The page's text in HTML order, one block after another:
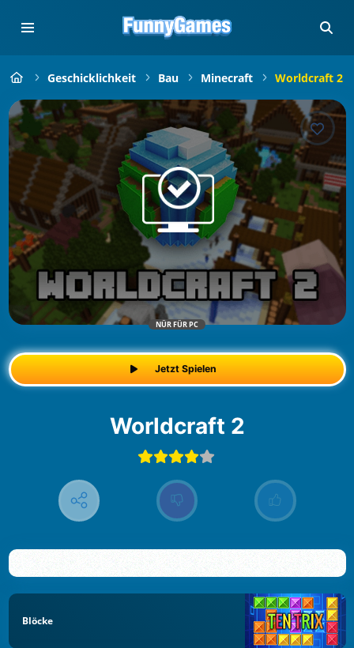
Geschicklichkeit Bau Minecraft Worldcraft 2
NÜR FÜR PC
Jetzt Spielen
Worldcraft 2
Blöcke